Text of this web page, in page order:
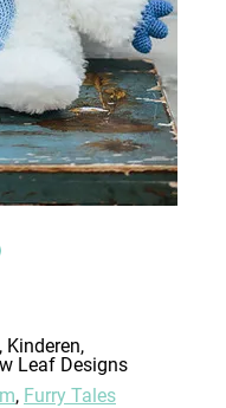
Leaf Designs
, Furry Tales